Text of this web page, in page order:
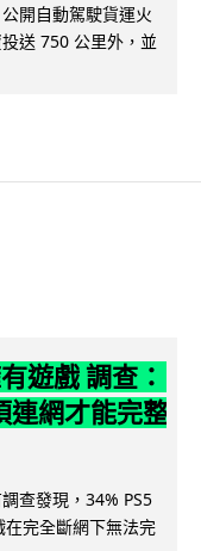
開自動駕駛貨運火
送 750 公里外，並
遊戲 調查：
網才能完整
查發現，34% PS5
完全斷網下無法完